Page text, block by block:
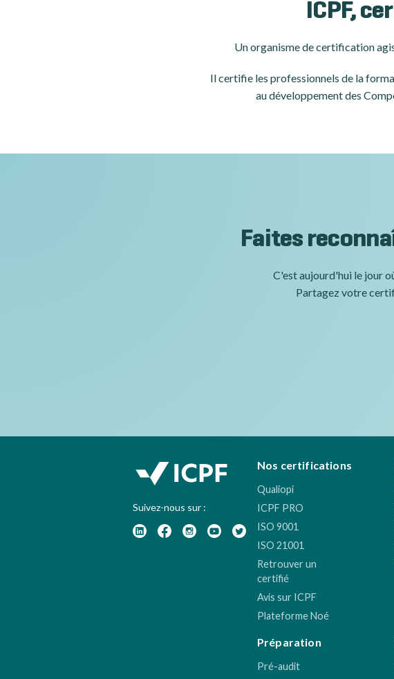
ICPF,
Un organisme de certification
Il certifie les professionnels de la
au développement des
Faites
C'est aujourd'hui le jour
Partagez votre
Suivez-nous sur :
Nos certifications
Qualiopi
ICPF PRO
ISO 9001
ISO 21001
Retrouver un
certifié
Avis sur ICPF
Plateforme Noé
Préparation
Pré-audit